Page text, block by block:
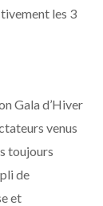
les 3
Gala d’Hiver
venus
toujours
de
et